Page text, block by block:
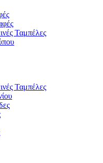
Ταμπέλες
Ταμπέλες